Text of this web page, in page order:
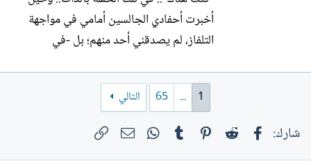
أخبرت أحفادي الجالسين أمامي في مواجهة
التلفاز، لم يصدقني أحد منهم؛ بل -في
يسلط عدسته على الفتيات الجميلات. ولكنني
كنت هناك.. نعم.. كانت زيارة عابرة لمطرب
يوناني اشتهر قبل ستين عاماً وارتفع صداه
في كل العالم بأغنية...
1
...
65 التالي
شارك: فيسبوك Reddit
Pinterest
Tumblr
WhatsAppالبريد الإلكتروني